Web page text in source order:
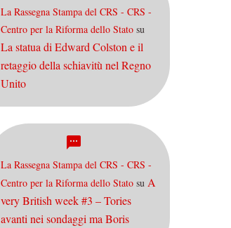
La Rassegna Stampa del CRS - CRS -
Centro per la Riforma dello Stato su
La statua di Edward Colston e il
retaggio della schiavitù nel Regno
Unito
La Rassegna Stampa del CRS - CRS -
Centro per la Riforma dello Stato su A
very British week #3 – Tories
avanti nei sondaggi ma Boris